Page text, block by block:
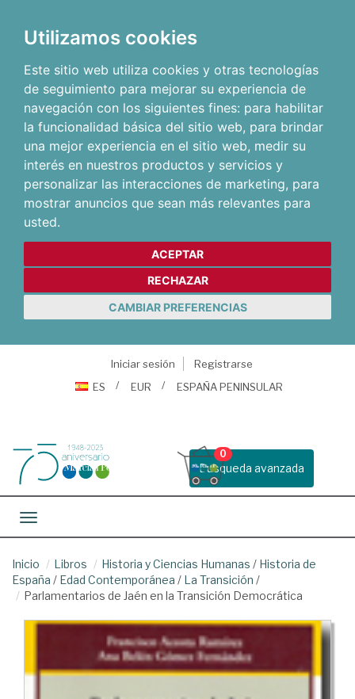
Utilizamos cookies
Este sitio web utiliza cookies y otras tecnologías
de seguimiento para mejorar su experiencia de
navegación con los siguientes fines: para habilitar
la funcionalidad básica del sitio web, para brindar
una mejor experiencia en el sitio web, medir su
interés en nuestros productos y servicios y
personalizar las interacciones de marketing, para
mostrar anuncios que sean más relevantes para
usted.
ACEPTAR
RECHAZAR
CAMBIAR PREFERENCIAS
Iniciar sesión
Registrarse
ES
EUR ESPAÑA PENINSULAR
Busqueda avanzada
0
Toggle navigation
Inicio Libros Historia y Ciencias Humanas / Historia de
España / Edad Contemporánea / La Transición /
Parlamentarios de Jaén en la Transición Democrática